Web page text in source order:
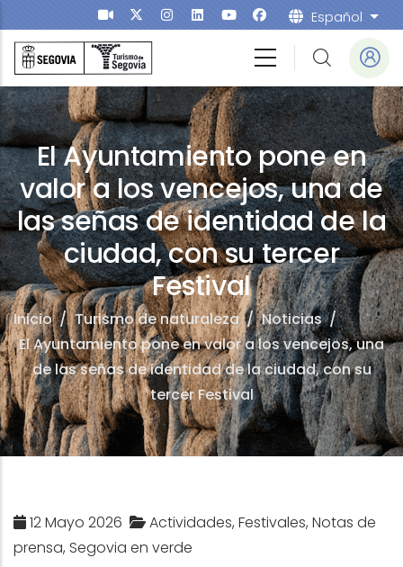
Pasar al contenido principal Español
El Ayuntamiento pone en
valor a los vencejos, una de
las señas de identidad de la
ciudad, con su tercer
Festival
Inicio/ Turismo de naturaleza / Noticias/
El Ayuntamiento pone en valor a los vencejos, una
de las señas de identidad de la ciudad, con su
tercer Festival
12 Mayo 2026
Actividades, Festivales, Notas de
prensa, Segovia en verde